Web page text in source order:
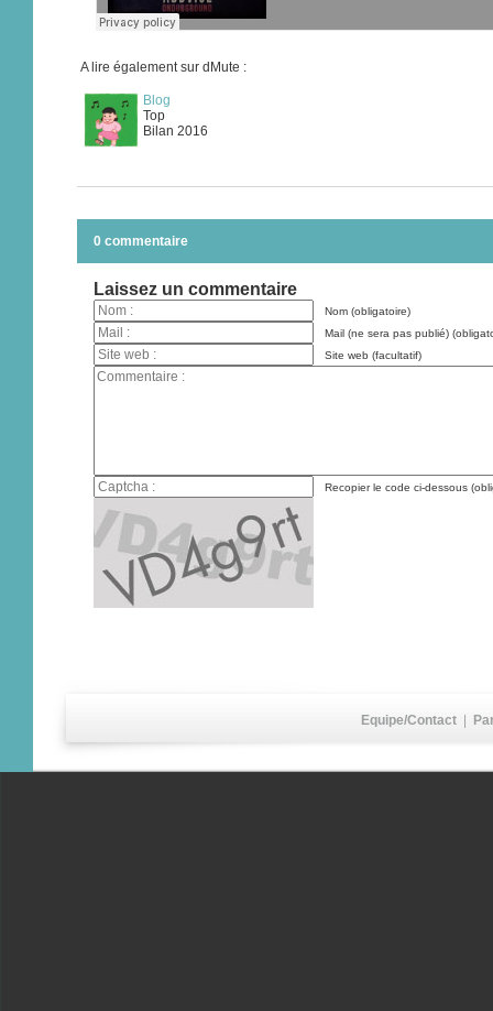
A lire également sur dMute :
Blog
Top
Bilan 2016
0 commentaire
Laissez un commentaire
Nom (obligatoire)
Mail (ne sera pas publié)
Site web (facultatif)
Recopier le code ci-dessous
Equipe/Contact